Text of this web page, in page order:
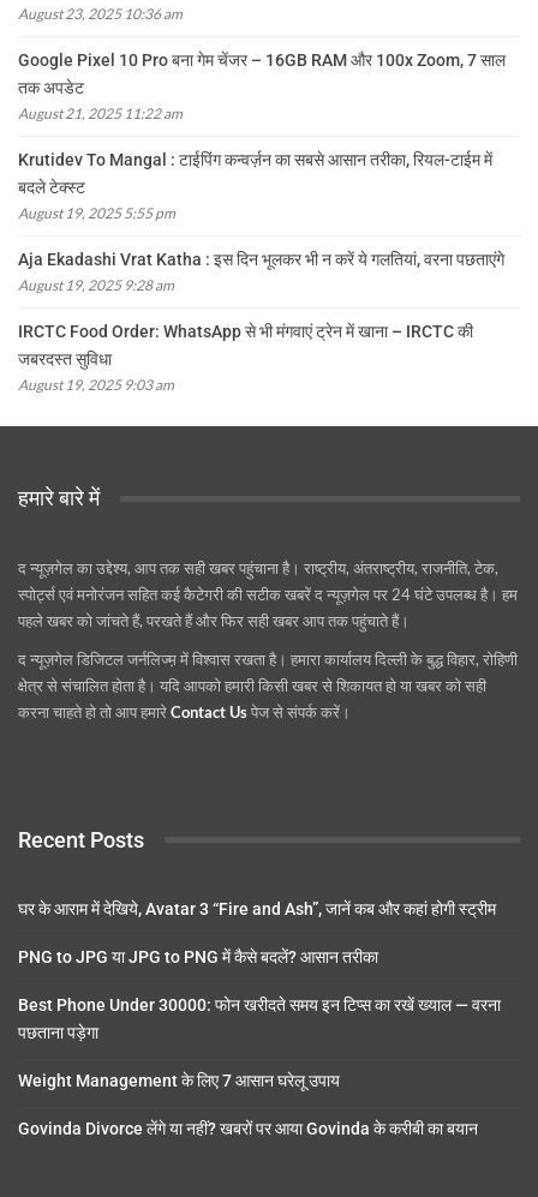
August 23, 2025 10:36 am
Google Pixel 10 Pro बना गेम चेंजर – 16GB RAM और 100x Zoom, 7 साल
तक अपडेट
August 21, 2025 11:22 am
Krutidev To Mangal : टाईपिंग कन्वर्ज़न का सबसे आसान तरीका, रियल-टाईम में
बदले टेक्स्ट
August 19, 2025 5:55 pm
Aja Ekadashi Vrat Katha : इस दिन भूलकर भी न करें ये गलतियां, वरना पछताएंगे
August 19, 2025 9:28 am
IRCTC Food Order: WhatsApp से भी मंगवाएं ट्रेन में खाना – IRCTC की
जबरदस्त सुविधा
August 19, 2025 9:03 am
हमारे बारे में
द न्यूज़गेल का उद्देश्य, आप तक सही खबर पहुंचाना है। राष्ट्रीय, अंतराष्ट्रीय, राजनीति, टेक,
स्पोर्ट्स एवं मनोरंजन सहित कई कैटेगरी की सटीक खबरें द न्यूज़गेल पर 24 घंटे उपलब्ध है। हम
पहले खबर को जांचते हैं, परखते हैं और फिर सही खबर आप तक पहुंचाते हैं।
द न्यूज़गेल डिजिटल जर्नलिज्म़ में विश्वास रखता है। हमारा कार्यालय दिल्ली के बुद्ध विहार, रोहिणी
क्षेत्र से संचालित होता है। यदि आपको हमारी किसी खबर से शिकायत हो या खबर को सही
करना चाहते हो तो आप हमारेContact Usपेज से संपर्क करें।
Recent Posts
घर के आराम में देखिये, Avatar 3 “Fire and Ash”, जानें कब और कहां होगी स्ट्रीम
PNG to JPG या JPG to PNG में कैसे बदलें? आसान तरीका
Best Phone Under 30000: फोन खरीदते समय इन टिप्स का रखें ख्याल — वरना
पछताना पड़ेगा
Weight Management के लिए 7 आसान घरेलू उपाय
Govinda Divorce लेंगे या नहीं? खबरों पर आया Govinda के करीबी का बयान